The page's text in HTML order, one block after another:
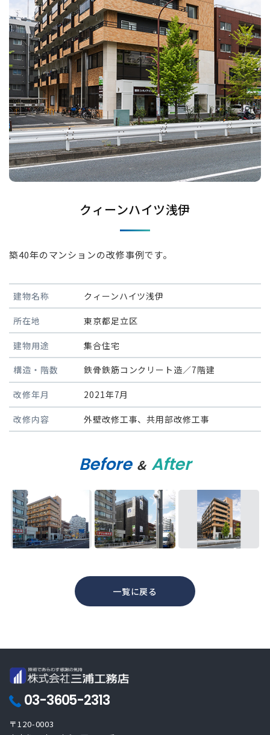
クィーンハイツ浅伊
築40年のマンションの改修事例です。
建物名称 クィーンハイツ浅伊
所在地 東京都足立区
建物用途 集合住宅
構造・階数 鉄骨鉄筋コンクリート造／7階建
改修年月 2021年7月
改修内容 外壁改修工事、共用部改修工事
Before & After
一覧に戻る
03-3605-2313
〒120-0003